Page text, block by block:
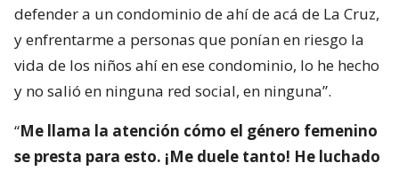
defender a un condominio de ahí de acá de La Cruz,
y enfrentarme a personas que ponían en riesgo la
vida de los niños ahí en ese condominio, lo he hecho
y no salió en ninguna red social, en ninguna”.
“Me llama la atención cómo el género femenino
se presta para esto. ¡Me duele tanto! He luchado